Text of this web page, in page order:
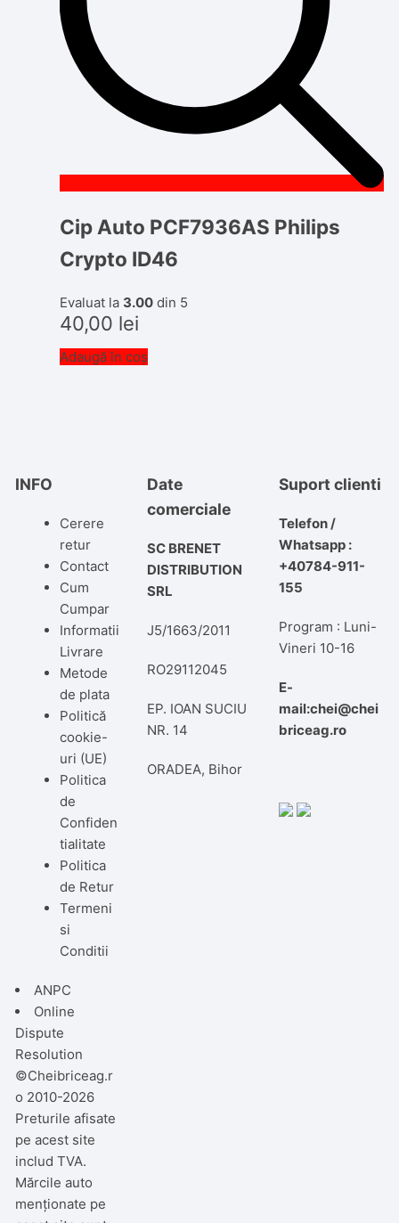
Cip Auto PCF7936AS Philips
Crypto ID46
Evaluat la 3.00 din 5
40,00 lei
Adaugă în coș
INFO
Cerere
retur
Contact
Cum
Cumpar
Informatii
Livrare
Metode
de plata
Politică
cookie-
uri (UE)
Politica
de
Confiden
tialitate
Politica
de Retur
Termeni
si
Conditii
ANPC
Online
Dispute
Resolution
Date
comerciale
SC BRENET
DISTRIBUTION
SRL
J5/1663/2011
RO29112045
EP. IOAN SUCIU
NR. 14
ORADEA, Bihor
Suport clienti
Telefon /
Whatsapp :
+40784-911-
155
Program : Luni-
Vineri 10-16
E-
mail:chei@chei
briceag.ro
©Cheibriceag.r
o 2010-2026
Preturile afisate
pe acest site
includ TVA.
Mărcile auto
menționate pe